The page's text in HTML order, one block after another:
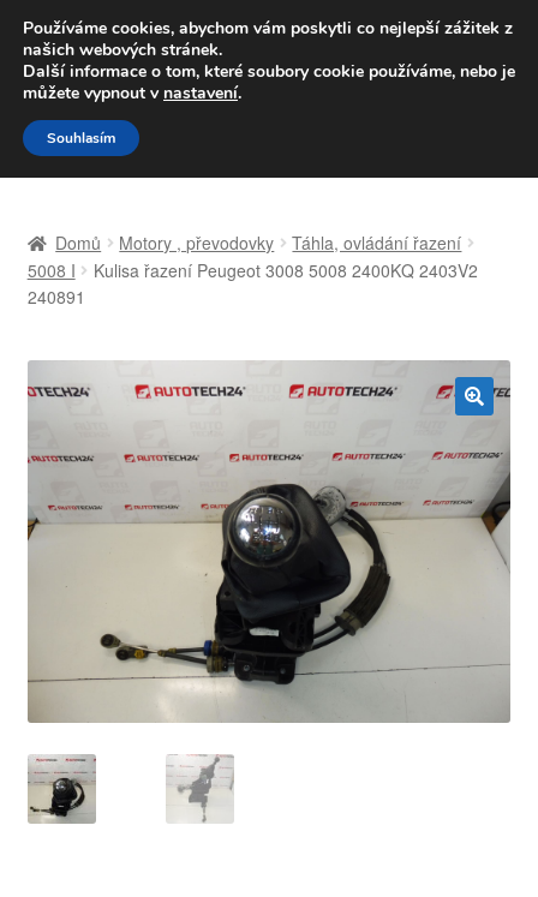
DOPRAVA od 139,-Kč
Volejte po-pá 9-16 704 494 494
Přeskočit
na
navigaci
Přejít
k
obsahu
Celosvětová doprava
Kontakt
Košík
Můj účet
O nás
Obchodní podmínky
Platby
Domů Motory , převodovky
Táhla, ovládání řazení
5008 I
Kulisa řazení Peugeot 3008 5008 2400KQ 2403V2
240891
Používáme cookies, abychom vám poskytli co nejlepší zážitek z
našich webových stránek.
Další informace o tom, které soubory cookie používáme, nebo je
můžete vypnout v nastavení.
Souhlasím